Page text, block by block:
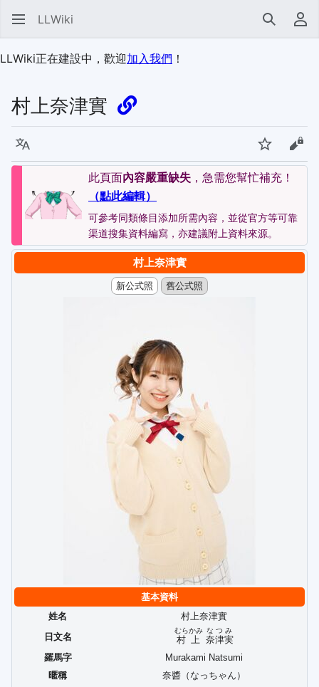
LLWiki 搜尋 使
LLWiki正在建設中，歡迎加入我們 ！
村上奈津實
語言 監視 檢
此頁面內容嚴重缺失 ，急需您幫忙補充！
（點此編輯）
可參考同類條目添加所需內容，並從官方等可靠
渠道搜集資料編寫，亦建議附上資料來源。
村上奈津實
新公式照 舊公式照
基本資料
姓名
村上奈津實
日文名
村上
むらかみ
奈津実
なつみ
羅馬字
Murakami Natsumi
暱稱
奈醬（ なっちゃん ）